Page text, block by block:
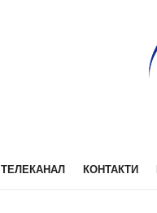
ТЕЛЕКАНАЛ КОНТАКТИ